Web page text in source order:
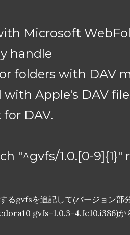
Microsoft
handle
folders with DAV
with Apple's DAV
DAV.
"^gvfs/1.0.[0-
るgvfsを追記して(バージョン部
gvfs-1.0.3-4.fc10.i386)か